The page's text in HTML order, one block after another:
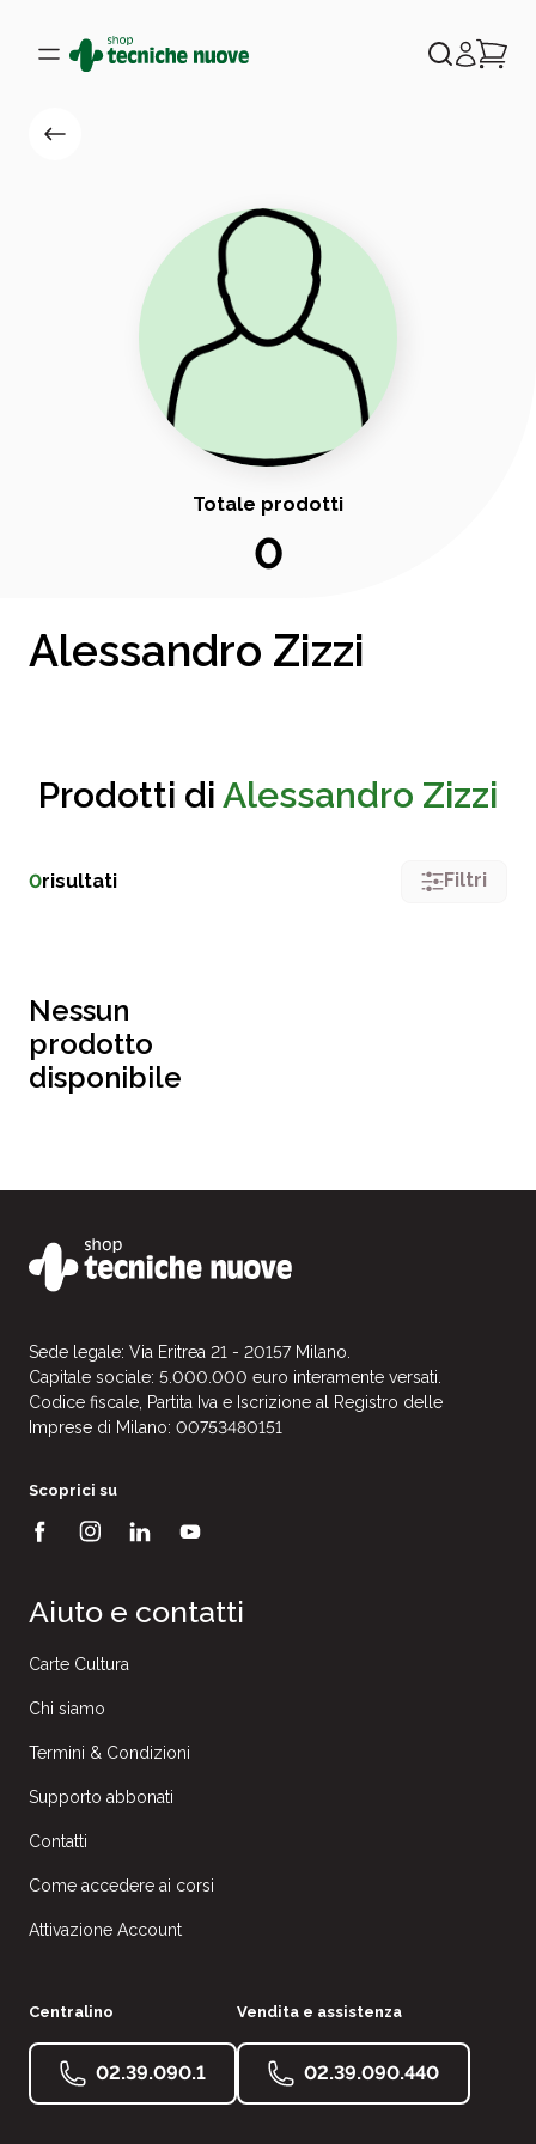
Totale prodotti
0
Alessandro Zizzi
Prodotti di Alessandro Zizzi
0risultati Filtri
Nessun
prodotto
disponibile
Sede legale: Via Eritrea 21 - 20157 Milano.
Capitale sociale: 5.000.000 euro interamente versati.
Codice fiscale, Partita Iva e Iscrizione al Registro delle
Imprese di Milano: 00753480151
Scoprici su
Aiuto e contatti
Carte Cultura
Chi siamo
Termini & Condizioni
Supporto abbonati
Contatti
Come accedere ai corsi
Attivazione Account
Centralino
02.39.090.1
Vendita e assistenza
02.39.090.440